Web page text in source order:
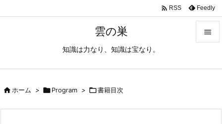
雲の巣
知識は力なり、知識は宝なり。

 RSS Feedly
ホーム > Program > 書籍目次